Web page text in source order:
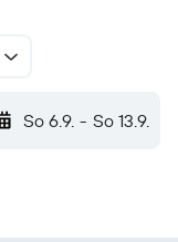
So 6.9. - So 13.9.